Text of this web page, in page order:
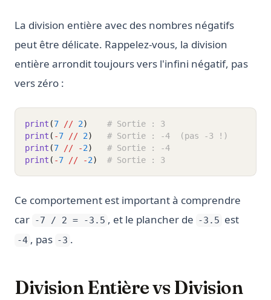
La division entière avec des nombres négatifs
peut être délicate. Rappelez-vous, la division
entière arrondit toujours vers l'infini négatif, pas
vers zéro :
print (7 // 2)
# Sortie : 3
print ( -7 // 2)
# Sortie : -4  (pas -3 !)
print (7 // -2)
# Sortie : -4
print ( -7 // -2) # Sortie : 3
Ce comportement est important à comprendre
car -7 / 2 = -3.5 , et le plancher de -3.5 est
-4 , pas -3 .
Division Entière vs Division